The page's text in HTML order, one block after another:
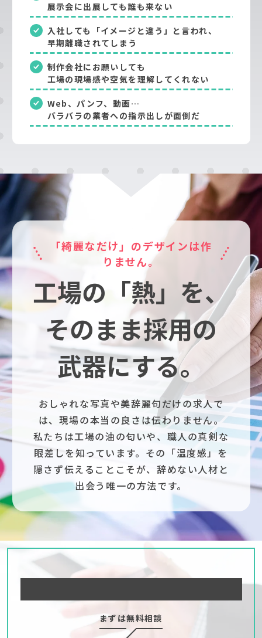
展示会に出展しても誰も来ない
入社しても「イメージと違う」と言われ、
早期離職されてしまう
制作会社にお願いしても
工場の現場感や空気を理解してくれない
Web、パンフ、動画…
バラバラの業者への指示出しが面倒だ
「綺麗なだけ」のデザインは作
りません。
工場の「熱」を、
そのまま採用の
武器にする。
おしゃれな写真や美辞麗句だけの求人で
は、現場の本当の良さは伝わりません。
私たちは工場の油の匂いや、職人の真剣な
眼差しを知っています。その「温度感」を
隠さず伝えることこそが、辞めない人材と
出会う唯一の方法です。
まずは無料相談